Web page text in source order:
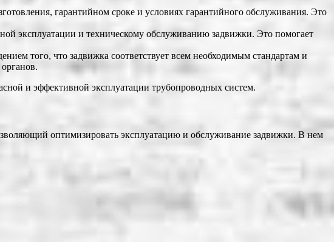
гарантийном сроке и условиях гарантийного обслуживания. Это
эксплуатации и техническому обслуживанию задвижки. Это помогает
того, что задвижка соответствует всем необходимым стандартам и
и эффективной эксплуатации трубопроводных систем.
оптимизировать эксплуатацию и обслуживание задвижки. В нем